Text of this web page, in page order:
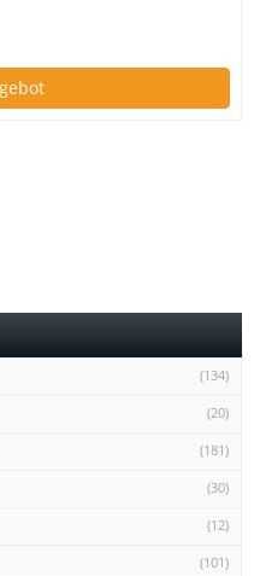
(134)
(20)
(181)
(30)
(12)
(101)